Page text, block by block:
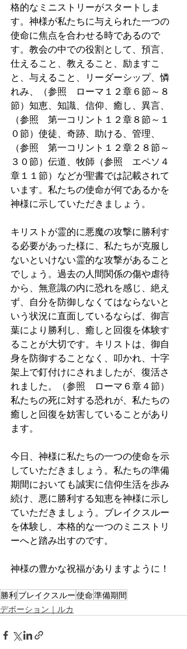
格的なミニストリーがスタートしま
す。神様が私たちに与えられた一つの
使命に焦点を合わせる時であるので
す。教会の中での役割として、預言、
仕えること、教えること、励ますこ
と、与えること、リーダーシップ、憐
れみ、（参照　ローマ１２章６節～８
節）知恵、知識、信仰、癒し、異言、
（参照　第一コリント１２章８節～１
０節）使徒、奇跡、助ける、管理、
（参照　第一コリント１２章２８節～
３０節）伝道、牧師（参照　エペソ４
章１１節）などが聖書では記載されて
います。私たちの使命が何であるかを
神様に示していただきましょう。
キリストが霊的に悪魔の攻撃に勝利す
る必要があった様に、私たちが克服し
ないといけない霊的な攻撃があること
でしょう。過去の人間関係の傷や虐待
から、無意識の内に恐れを感じ、絶え
ず、自分を防御しなくてはならないと
いう状況に直面しているならば、御言
葉により勝利し、癒しと回復を体験す
ることが大切です。キリストは、御自
身を防御することなく、叩かれ、十字
架上で釘付けにされましたが、復活さ
れました。（参照　ローマ６章４節）
私たちの死に対する恐れが、私たちの
癒しと回復を妨害していることがあり
ます。
今日、神様に私たちの一つの使命を示
していただきましょう。私たちの準備
期間においても誠実に信仰生活を歩み
続け、悪に勝利する知恵を神様に示し
ていただきましょう。ブレイクスルー
を体験し、本格的な一つのミニストリ
ーへと踏み出すのです。
神様の豊かな祝福がありますように！
勝利 ブレイクスルー使命準備期間
デボーション｜ルカ